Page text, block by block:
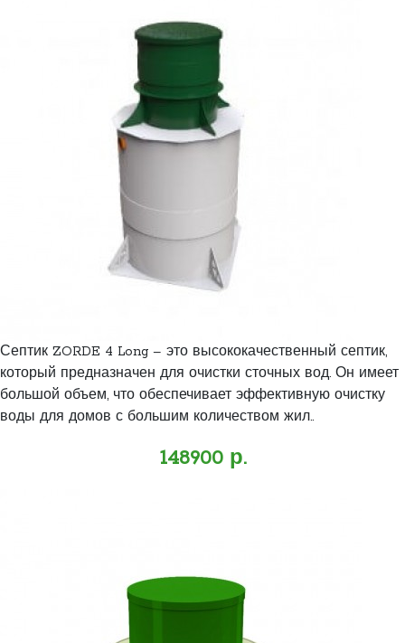
Септик ZORDE 4 Long – это высококачественный септик,
который предназначен для очистки сточных вод. Он имеет
большой объем, что обеспечивает эффективную очистку
воды для домов с большим количеством жил..
148900 р.